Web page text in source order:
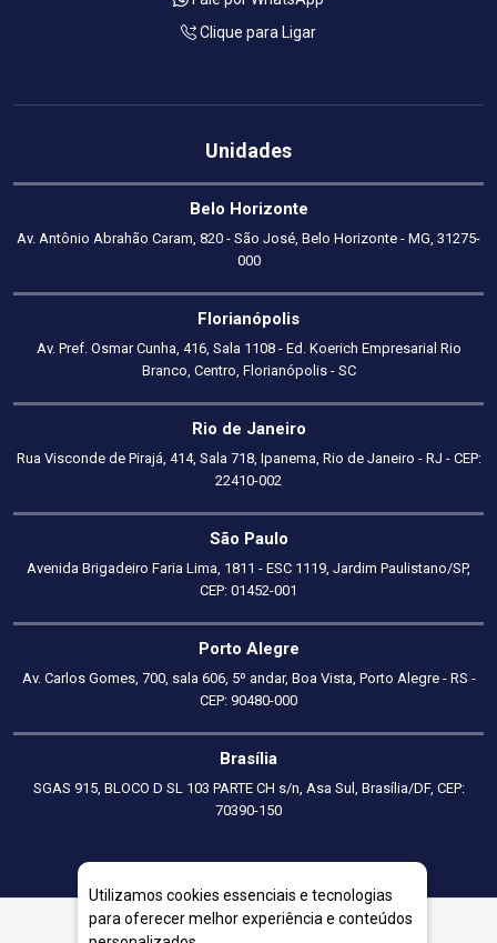
Clique para Ligar
Unidades
Belo Horizonte
Av. Antônio Abrahão Caram, 820 - São José, Belo Horizonte - MG, 31275-
000
Florianópolis
Av. Pref. Osmar Cunha, 416, Sala 1108 - Ed. Koerich Empresarial Rio
Branco, Centro, Florianópolis - SC
Rio de Janeiro
Rua Visconde de Pirajá, 414, Sala 718, Ipanema, Rio de Janeiro - RJ - CEP:
22410-002
São Paulo
Avenida Brigadeiro Faria Lima, 1811 - ESC 1119, Jardim Paulistano/SP,
CEP: 01452-001
Porto Alegre
Av. Carlos Gomes, 700, sala 606, 5º andar, Boa Vista, Porto Alegre - RS -
CEP: 90480-000
Brasília
SGAS 915, BLOCO D SL 103 PARTE CH s/n, Asa Sul, Brasília/DF, CEP:
70390-150
Utilizamos cookies essenciais e tecnologias
para oferecer melhor experiência e conteúdos